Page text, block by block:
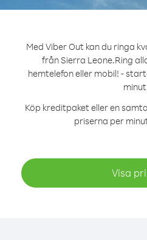
Med Viber Out kan du ringa
från Sierra Leone.Ring
hemtelefon eller mobil! -
Köp kreditpaket eller en
priserna per
Visa